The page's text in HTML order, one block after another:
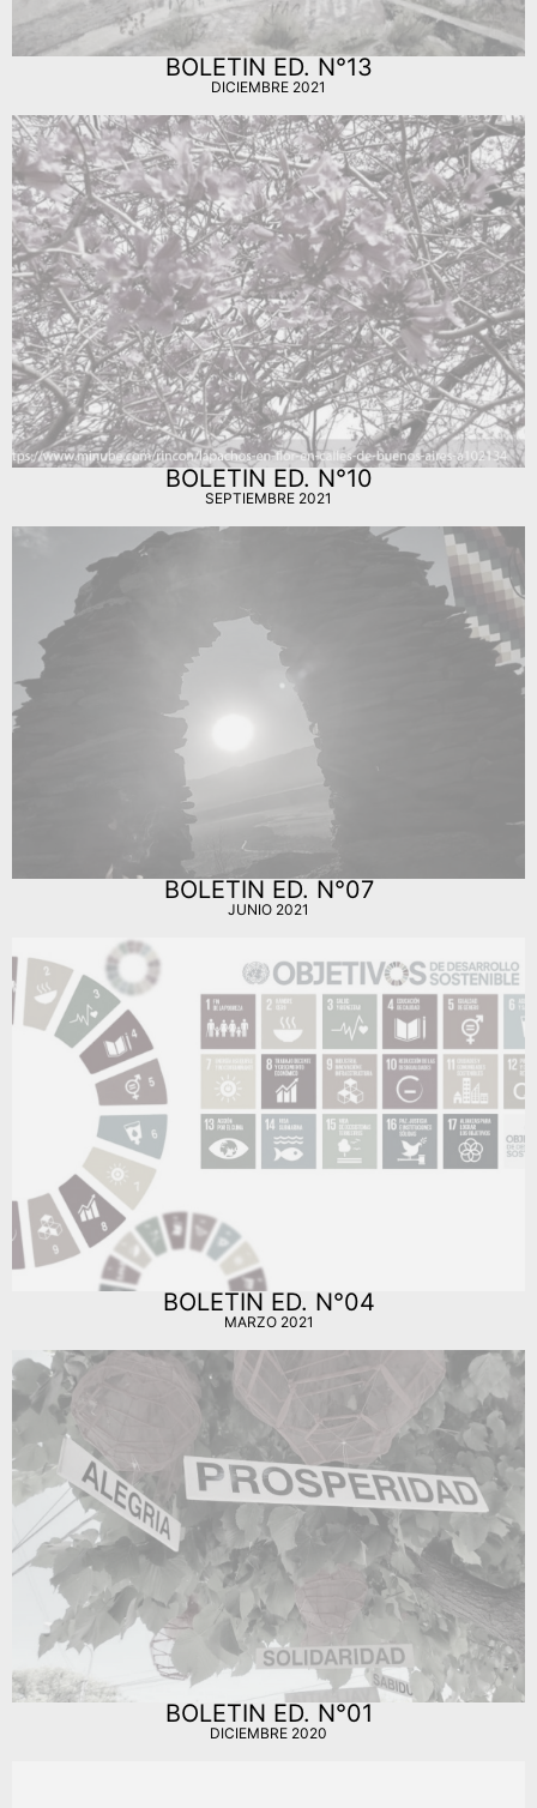
BOLETIN ED. N°13
DICIEMBRE 2021
BOLETIN ED. N°10
SEPTIEMBRE 2021
BOLETIN ED. N°07
JUNIO 2021
BOLETIN ED. N°04
MARZO 2021
BOLETIN ED. N°01
DICIEMBRE 2020